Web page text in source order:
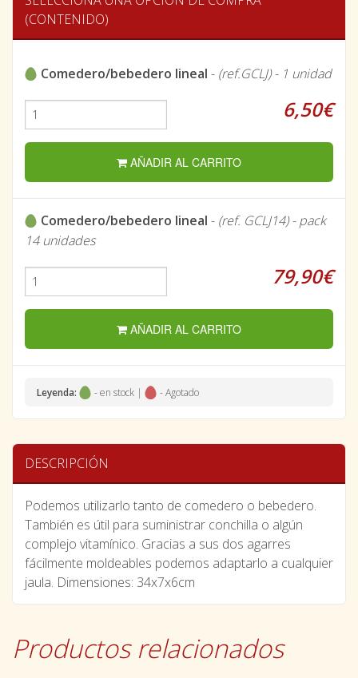
(CONTENIDO)
Comedero/bebedero lineal - (ref.GCLJ) - 1 unidad
6,50€
AÑADIR AL CARRITO
Comedero/bebedero lineal - (ref. GCLJ14) - pack
14 unidades
79,90€
AÑADIR AL CARRITO
Leyenda: - en stock | - Agotado
DESCRIPCIÓN
Podemos utilizarlo tanto de comedero o bebedero.
También es útil para suministrar conchilla o algún
complejo vitamínico. Gracias a sus dos agarres
fácilmente moldeables podemos adaptarlo a cualquier
jaula. Dimensiones: 34x7x6cm
Productos relacionados